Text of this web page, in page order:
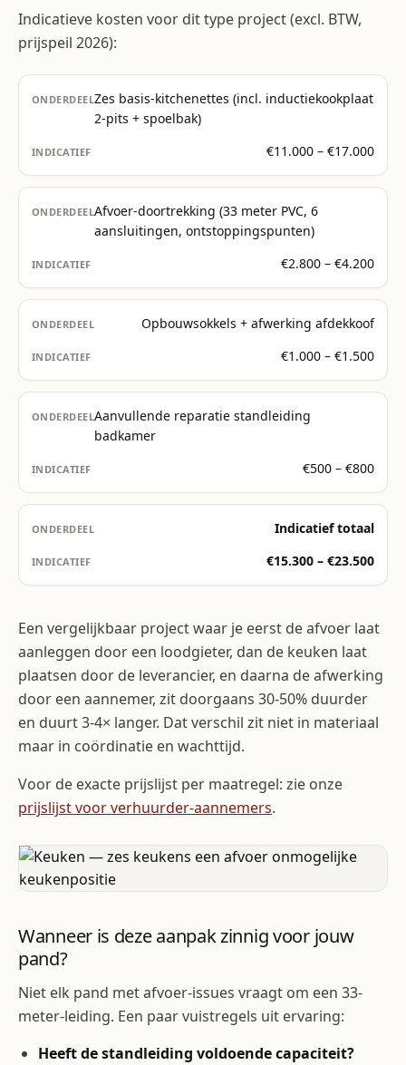
Indicatieve kosten voor dit type project (excl. BTW,
prijspeil 2026):
Zes basis-kitchenettes (incl. inductiekookplaat
2-pits + spoelbak)
€11.000 – €17.000
Afvoer-doortrekking (33 meter PVC, 6
aansluitingen, ontstoppingspunten)
€2.800 – €4.200
Opbouwsokkels + afwerking afdekkoof
€1.000 – €1.500
Aanvullende reparatie standleiding
badkamer
€500 – €800
Indicatief totaal
€15.300 – €23.500
Een vergelijkbaar project waar je eerst de afvoer laat
aanleggen door een loodgieter, dan de keuken laat
plaatsen door de leverancier, en daarna de afwerking
door een aannemer, zit doorgaans 30-50% duurder
en duurt 3-4× langer. Dat verschil zit niet in materiaal
maar in coördinatie en wachttijd.
Voor de exacte prijslijst per maatregel: zie onze
prijslijst voor verhuurder-aannemers.
Wanneer is deze aanpak zinnig voor jouw
pand?
Niet elk pand met afvoer-issues vraagt om een 33-
meter-leiding. Een paar vuistregels uit ervaring:
Heeft de standleiding voldoende capaciteit?